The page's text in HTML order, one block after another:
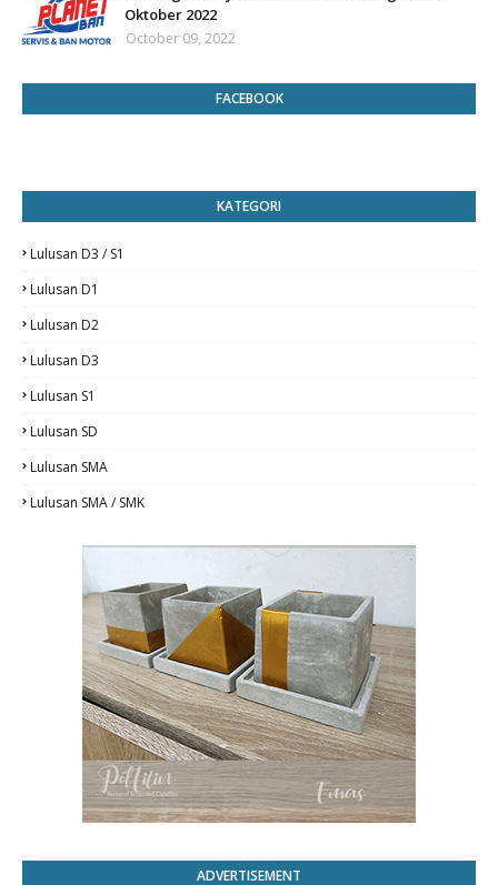
Oktober 2022
October 09, 2022
FACEBOOK
KATEGORI
Lulusan D3 / S1
Lulusan D1
Lulusan D2
Lulusan D3
Lulusan S1
Lulusan SD
Lulusan SMA
Lulusan SMA / SMK
ADVERTISEMENT